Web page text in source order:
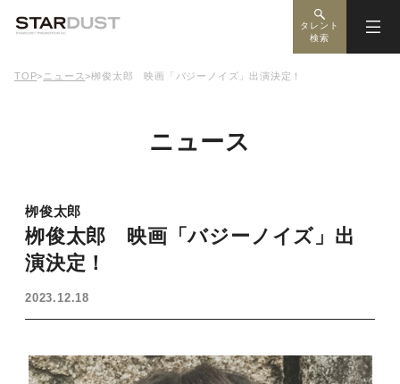
タレント
検索
TOP> ニュース>栁俊太郎 映画「バジーノイズ」出演決定！
ニュース
栁俊太郎
栁俊太郎 映画「バジーノイズ」出
演決定！
2023.12.18